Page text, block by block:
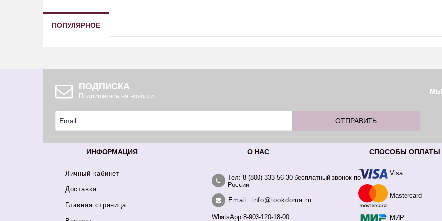
ПОПУЛЯРНОЕ
ПОДПИСКА
Подпишитесь на новости
МЫ
ИНФОРМАЦИЯ
Личный кабинет
Доставка
Главная страница
О НАС
Тел: 8 (800) 333-56-30 бесплатный звонок по
России
Email: info@lookdoma.ru
WhatsApp 8-903-120-18-00
СПОСОБЫ ОПЛАТЫ
Visa
Mastercard
МИР